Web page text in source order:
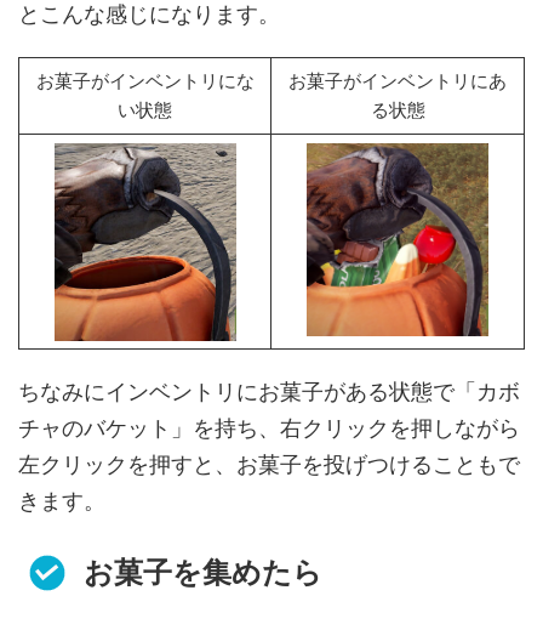
とこんな感じになります。
お菓子がインベントリにな
い状態
お菓子がインベントリにあ
る状態
ちなみにインベントリにお菓子がある状態で「カボ
チャのバケット」を持ち、右クリックを押しながら
左クリックを押すと、お菓子を投げつけることもで
きます。
お菓子を集めたら